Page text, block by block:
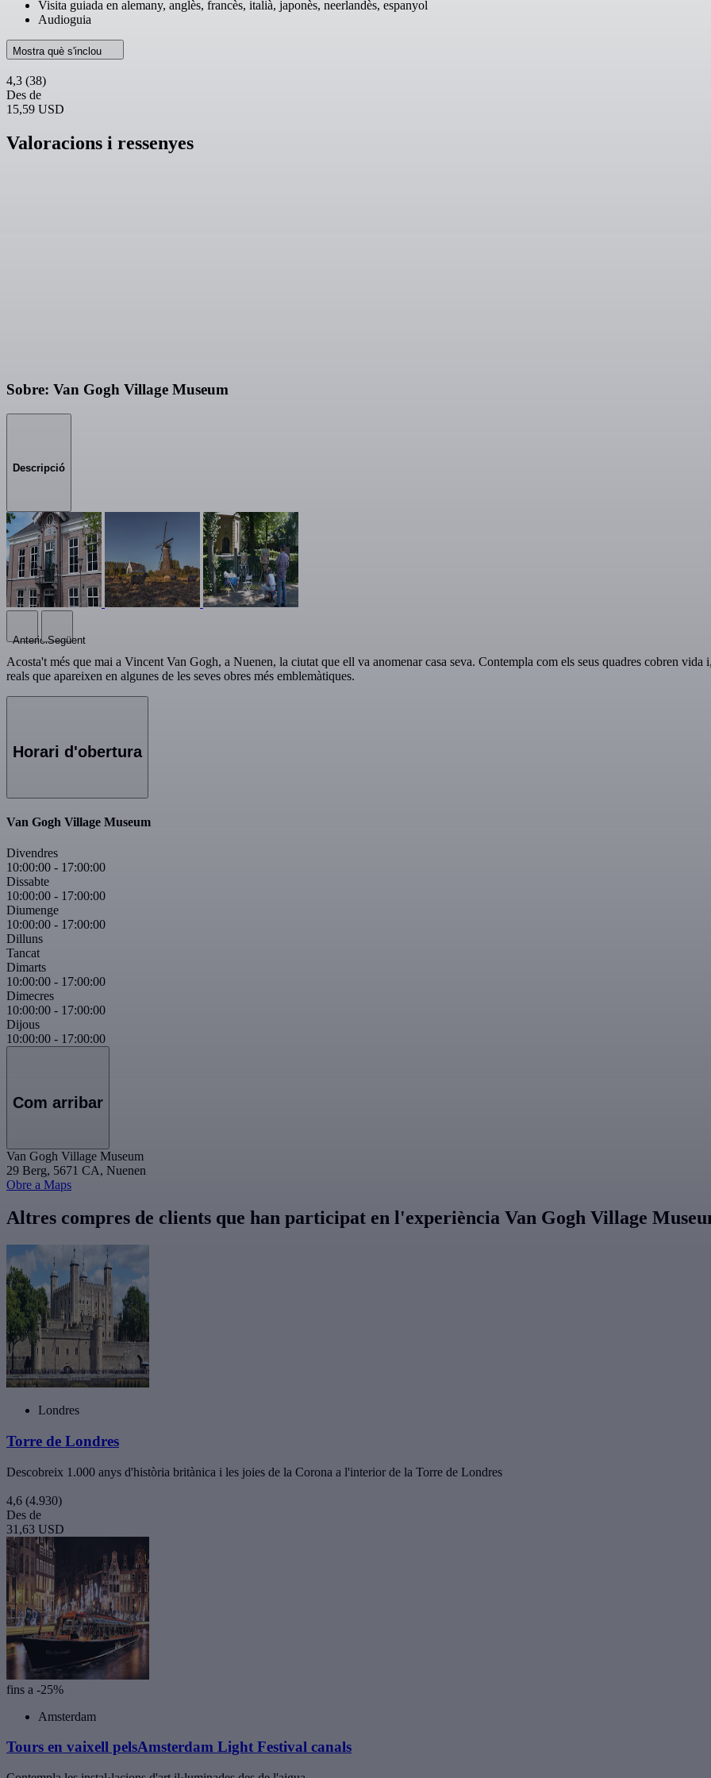
Visita guiada en alemany, anglès, francès, italià, japonès, neerlandès, espanyol
Audioguia
Mostra què s'inclou
4,3 (38)
Des de
15,59 USD
Valoracions i ressenyes
Sobre: Van Gogh Village Museum
Descripció
AnteriorSegüent
Acosta't més que mai a Vincent Van Gogh, a Nuenen, la ciutat que ell va anomenar casa seva. Contempla com els seus quadres cobren
reals que apareixen en algunes de les seves obres més emblemàtiques.
Horari d'obertura
Van Gogh Village Museum
Divendres
10:00:00 - 17:00:00
Dissabte
10:00:00 - 17:00:00
Diumenge
10:00:00 - 17:00:00
Dilluns
Tancat
Dimarts
10:00:00 - 17:00:00
Dimecres
10:00:00 - 17:00:00
Dijous
10:00:00 - 17:00:00
Com arribar
Van Gogh Village Museum
29 Berg, 5671 CA, Nuenen
Obre a Maps
Altres compres de clients que han participat en l'experiència Van Gogh Village
Londres
Torre de Londres
Descobreix 1.000 anys d'història britànica i les joies de la Corona a l'interior de la Torre de Londres
4,6 (4.930)
Des de
31,63 USD
fins a -25%
Amsterdam
Tours en vaixell pelsAmsterdam Light Festival canals